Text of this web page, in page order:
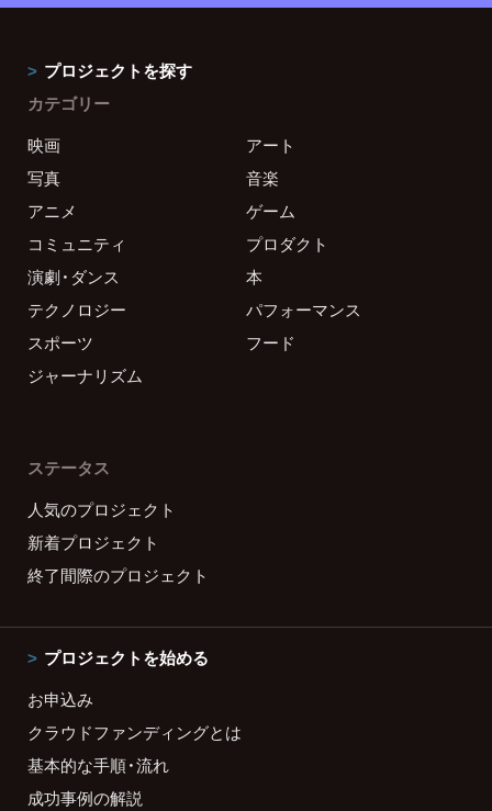
プロジェクトを探す
カテゴリー
映画
アート
写真
音楽
アニメ
ゲーム
コミュニティ
プロダクト
演劇・ダンス
本
テクノロジー
パフォーマンス
スポーツ
フード
ジャーナリズム
ステータス
人気のプロジェクト
新着プロジェクト
終了間際のプロジェクト
プロジェクトを始める
お申込み
クラウドファンディングとは
基本的な手順・流れ
成功事例の解説